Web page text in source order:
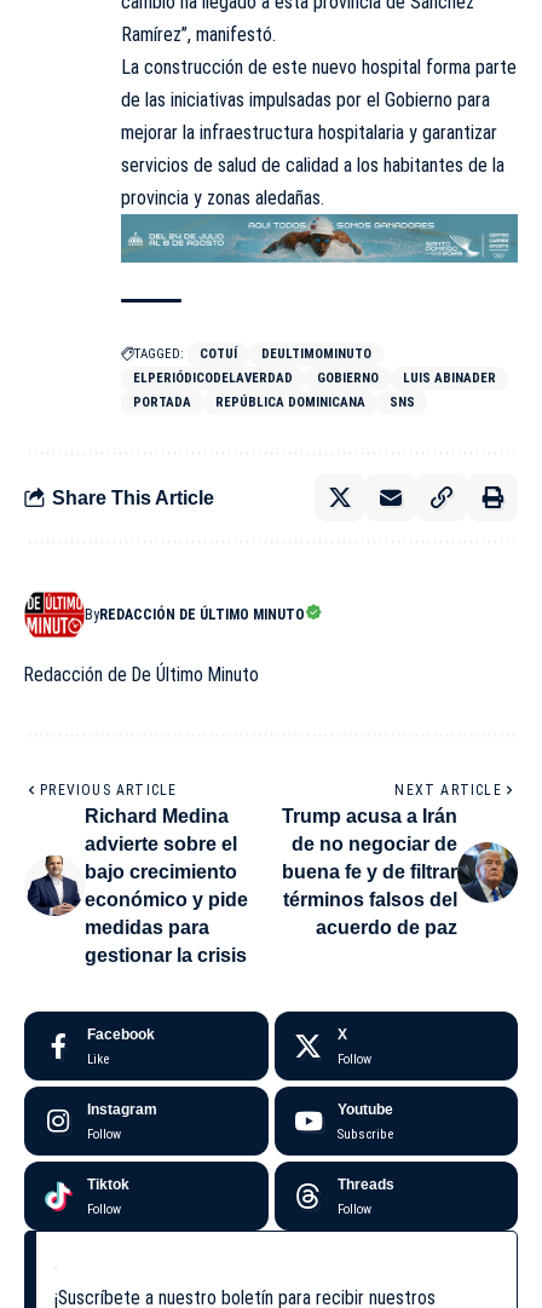
Ramírez”, manifestó.
La construcción de este nuevo hospital forma parte
de las iniciativas impulsadas por el Gobierno para
mejorar la infraestructura hospitalaria y garantizar
servicios de salud de calidad a los habitantes de la
provincia y zonas aledañas.
TAGGED: COTUÍ
DEULTIMOMINUTO
ELPERIÓDICODELAVERDAD
GOBIERNO
LUIS ABINADER
PORTADA
REPÚBLICA DOMINICANA SNS
Share This Article
ByREDACCIÓN DE ÚLTIMO MINUTO
Redacción de De Último Minuto
PREVIOUS ARTICLE
Richard Medina
advierte sobre el
bajo crecimiento
económico y pide
medidas para
gestionar la crisis
NEXT ARTICLE
Trump acusa a Irán
de no negociar de
buena fe y de filtrar
términos falsos del
acuerdo de paz
Facebook
Like
X
Follow
Instagram
Follow
Youtube
Subscribe
Tiktok
Follow
Threads
Follow
¡Suscríbete a nuestro boletín para recibir nuestros